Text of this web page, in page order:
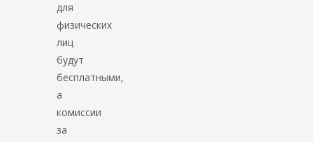
для
физических
лиц
будут
бесплатными,
а
комиссии
за